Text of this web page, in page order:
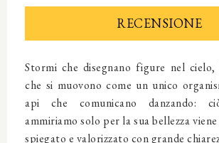
RECENSIONE
Stormi che disegnano figure nel
che si muovono come un unico
api che comunicano danzando:
ammiriamo solo per la sua bellezza
spiegato e valorizzato con grande